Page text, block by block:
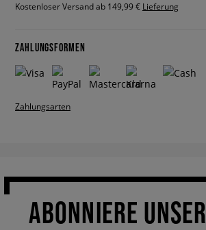
Kostenloser Versand ab 149,99 € Lieferung
ZAHLUNGSFORMEN
Zahlungsarten
ABONNIERE